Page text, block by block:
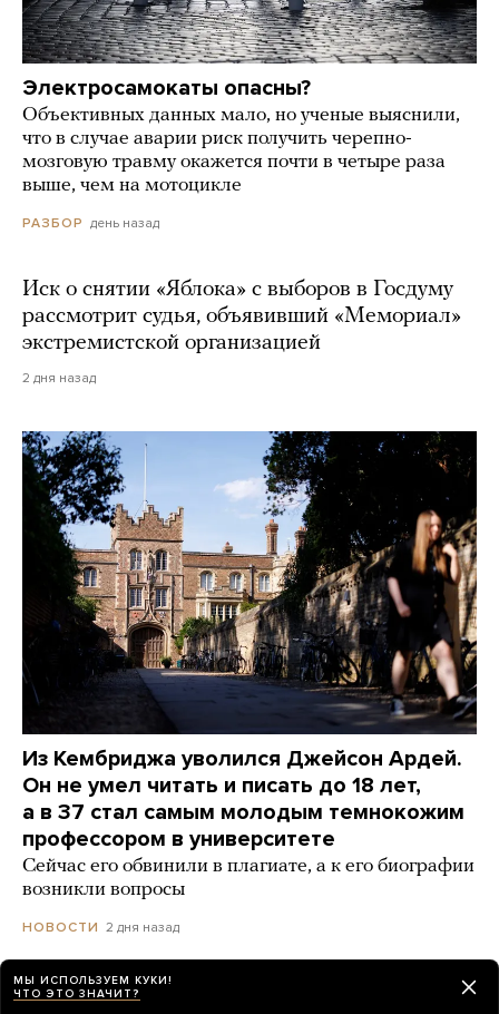
Электросамокаты опасны?
Объективных данных мало, но ученые выяснили,
что в случае аварии риск получить черепно-
мозговую травму окажется почти в четыре раза
выше, чем на мотоцикле
РАЗБОР день назад
Иск о снятии «Яблока» с выборов в Госдуму
рассмотрит судья, объявивший «Мемориал»
экстремистской организацией
2 дня назад
Из Кембриджа уволился Джейсон Ардей.
Он не умел читать и писать до 18 лет,
а в 37 стал самым молодым темнокожим
профессором в университете
Сейчас его обвинили в плагиате, а к его биографии
возникли вопросы
НОВОСТИ 2 дня назад
Зеленский: США будут каждый месяц
МЫ ИСПОЛЬЗУЕМ КУКИ!
ЧТО ЭТО ЗНАЧИТ?